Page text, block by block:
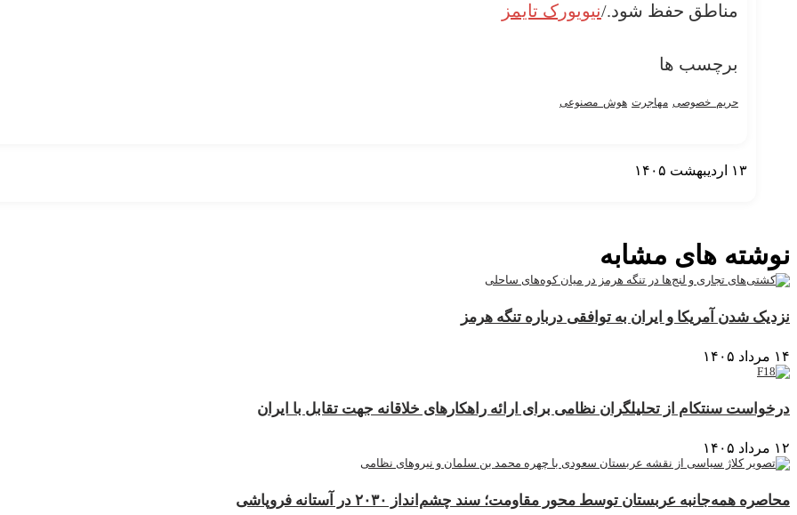
مناطق حفظ شود./نیویورک تایمز
برچسب ها
حریم_خصوصی مهاجرت هوش_مصنوعی
۱۳ اردیبهشت ۱۴۰۵
نوشته های مشابه
نزدیک شدن آمریکا و ایران به توافقی درباره تنگه هرمز
۱۴ مرداد ۱۴۰۵
درخواست سنتکام از تحلیلگران نظامی برای ارائه راهکارهای خلاقانه جهت تقابل با ایران
۱۲ مرداد ۱۴۰۵
محاصره همه‌جانبه عربستان توسط محور مقاومت؛ سند چشم‌انداز ۲۰۳۰ در آستانه فروپاشی